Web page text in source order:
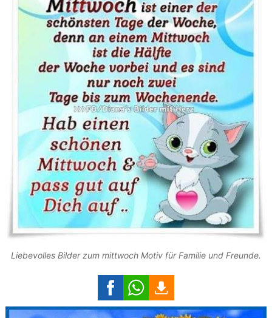
Liebevolles Bilder zum mittwoch Motiv für Familie und Freunde.